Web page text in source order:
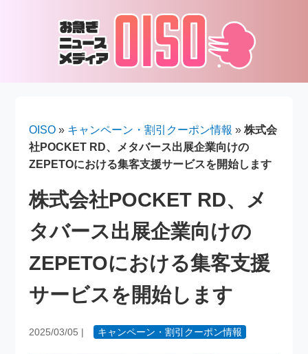
OISO » キャンペーン・割引クーポン情報 »株式会
社POCKET RD、メタバース出展企業向けの
ZEPETOにおける集客支援サービスを開始します
株式会社POCKET RD、メ
タバース出展企業向けの
ZEPETOにおける集客支援
サービスを開始します
2025/03/05 | キャンペーン・割引クーポン情報